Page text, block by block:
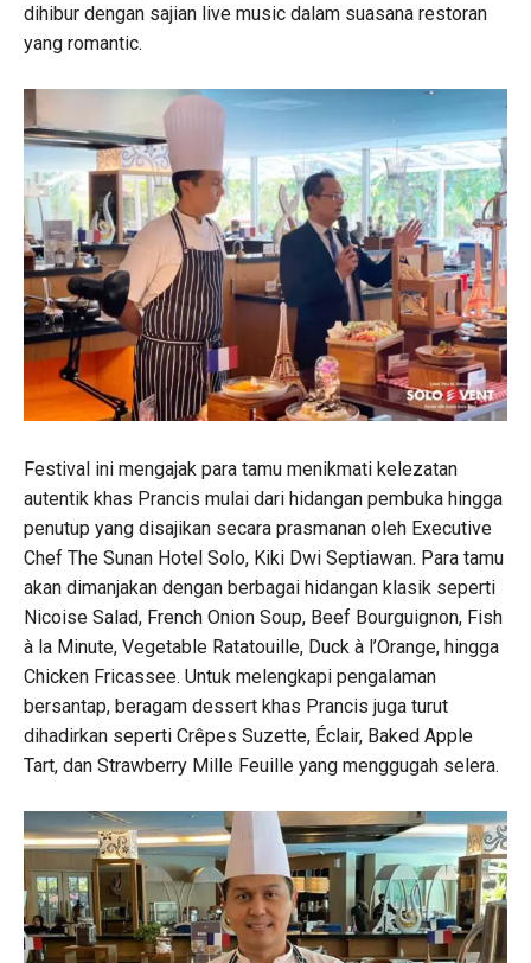
dihibur dengan sajian live music dalam suasana restoran
yang romantic.
Festival ini mengajak para tamu menikmati kelezatan
autentik khas Prancis mulai dari hidangan pembuka hingga
penutup yang disajikan secara prasmanan oleh Executive
Chef The Sunan Hotel Solo, Kiki Dwi Septiawan. Para tamu
akan dimanjakan dengan berbagai hidangan klasik seperti
Nicoise Salad, French Onion Soup, Beef Bourguignon, Fish
à la Minute, Vegetable Ratatouille, Duck à l’Orange, hingga
Chicken Fricassee. Untuk melengkapi pengalaman
bersantap, beragam dessert khas Prancis juga turut
dihadirkan seperti Crêpes Suzette, Éclair, Baked Apple
Tart, dan Strawberry Mille Feuille yang menggugah selera.